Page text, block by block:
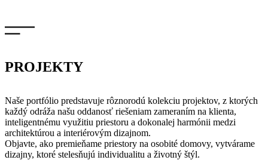
PROJEKTY
Naše portfólio predstavuje rôznorodú kolekciu projektov, z ktorých
každý odráža našu oddanosť riešeniam zameraním na klienta,
inteligentnému využitiu priestoru a dokonalej harmónii medzi
architektúrou a interiérovým dizajnom.
Objavte, ako premieňame priestory na osobité domovy, vytvárame
dizajny, ktoré stelesňujú individualitu a životný štýl.